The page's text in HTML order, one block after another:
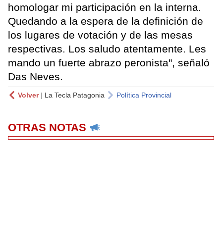
homologar mi participación en la interna.
Quedando a la espera de la definición de
los lugares de votación y de las mesas
respectivas. Los saludo atentamente. Les
mando un fuerte abrazo peronista", señaló
Das Neves.
Volver| La Tecla Patagonia Política Provincial
OTRAS NOTAS